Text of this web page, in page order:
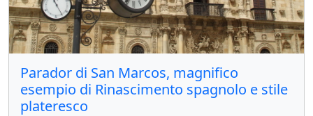
Parador di San Marcos, magnifico
esempio di Rinascimento spagnolo e stile
plateresco